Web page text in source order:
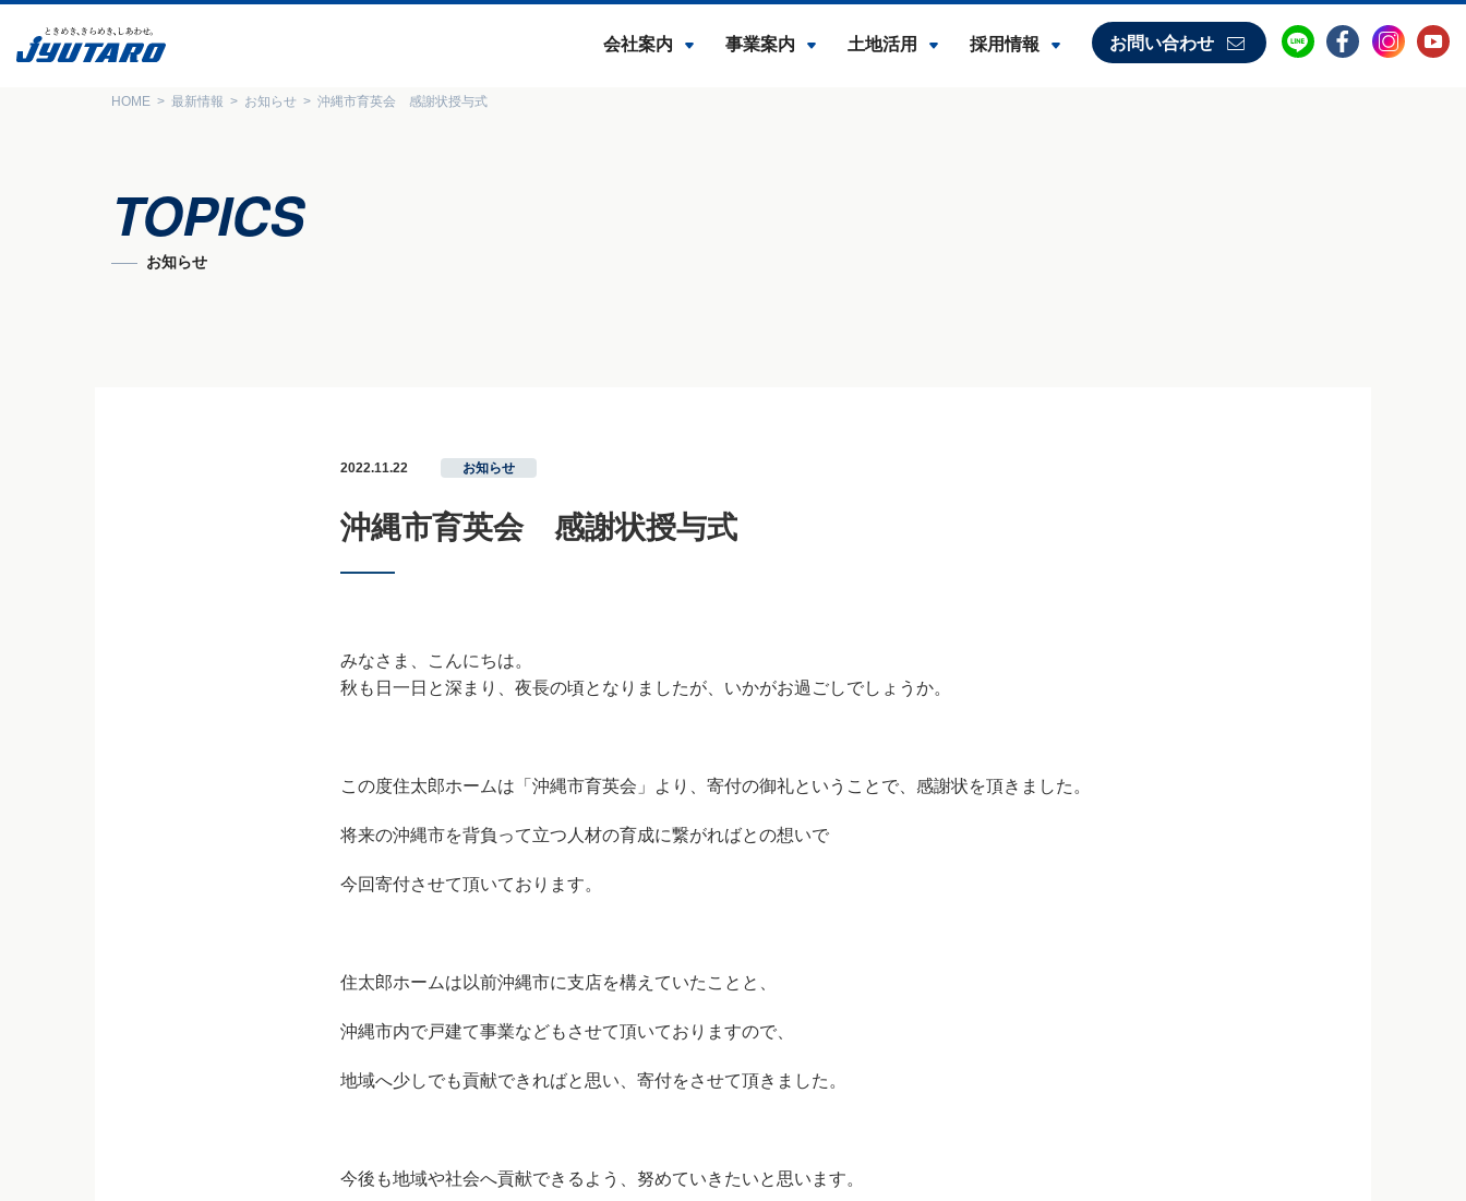
会社案内 事業案内 土地活用 採用情報 お問い合わせ
HOME 最新情報 お知らせ 沖縄市育英会 感謝状授与式
TOPICS
お知らせ
2022.11.22 お知らせ
沖縄市育英会 感謝状授与式
みなさま、こんにちは。
秋も日一日と深まり、夜長の頃となりましたが、いかがお過ごしでしょうか。
この度住太郎ホームは「沖縄市育英会」より、寄付の御礼ということで、感謝状を頂きました。
将来の沖縄市を背負って立つ人材の育成に繋がればとの想いで
今回寄付させて頂いております。
住太郎ホームは以前沖縄市に支店を構えていたことと、
沖縄市内で戸建て事業などもさせて頂いておりますので、
地域へ少しでも貢献できればと思い、寄付をさせて頂きました。
今後も地域や社会へ貢献できるよう、努めていきたいと思います。